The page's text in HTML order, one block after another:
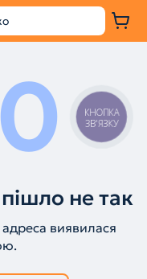
0
не так
виявилася
КНОПКА
ЗВ'ЯЗКУ